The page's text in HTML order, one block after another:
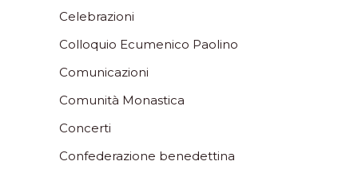
Celebrazioni
Colloquio Ecumenico Paolino
Comunicazioni
Comunità Monastica
Concerti
Confederazione benedettina